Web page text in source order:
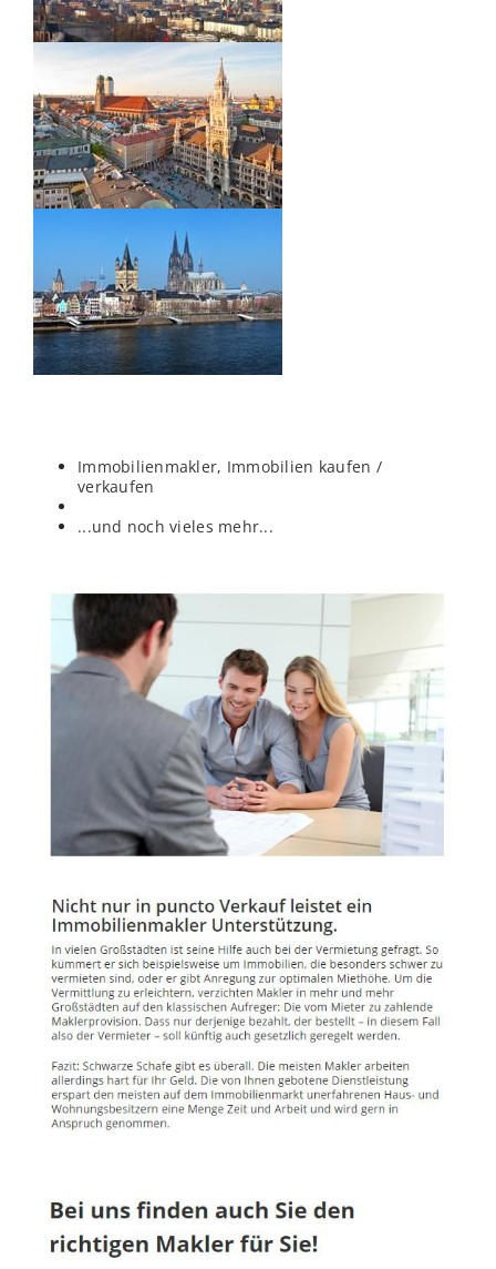
Immobilienmakler, Immobilien kaufen /
verkaufen
...und noch vieles mehr...